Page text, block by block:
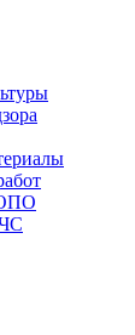
ОПО